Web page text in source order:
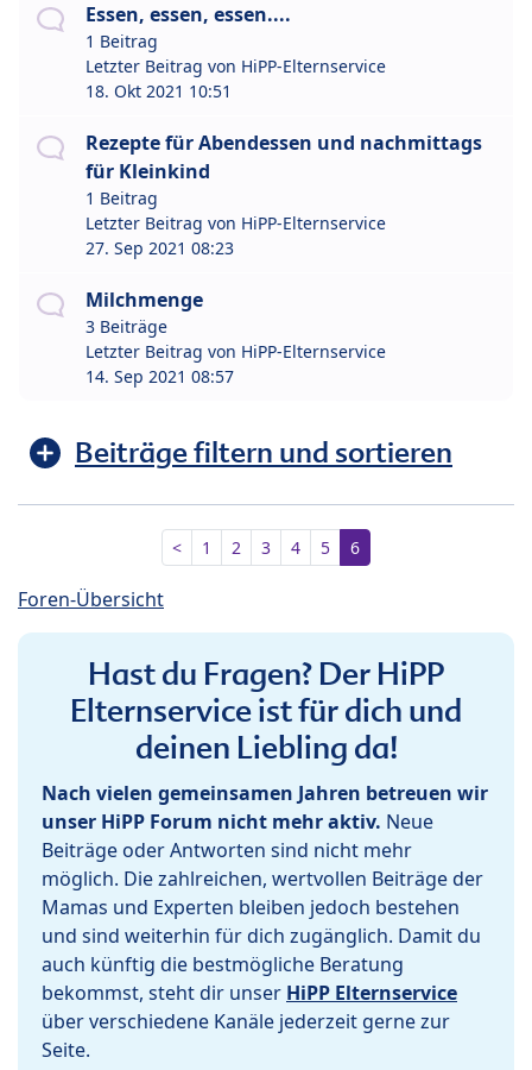
Essen, essen, essen....
1 Beitrag
Letzter Beitrag von HiPP-Elternservice
18. Okt 2021 10:51
Rezepte für Abendessen und nachmittags
für Kleinkind
1 Beitrag
Letzter Beitrag von HiPP-Elternservice
27. Sep 2021 08:23
Milchmenge
3 Beiträge
Letzter Beitrag von HiPP-Elternservice
14. Sep 2021 08:57
Beiträge filtern und sortieren
< 1 2 3 4 5 6
Foren-Übersicht
Hast du Fragen? Der HiPP
Elternservice ist für dich und
deinen Liebling da!
Nach vielen gemeinsamen Jahren betreuen wir
unser HiPP Forum nicht mehr aktiv. Neue
Beiträge oder Antworten sind nicht mehr
möglich. Die zahlreichen, wertvollen Beiträge der
Mamas und Experten bleiben jedoch bestehen
und sind weiterhin für dich zugänglich. Damit du
auch künftig die bestmögliche Beratung
bekommst, steht dir unser HiPP Elternservice
über verschiedene Kanäle jederzeit gerne zur
Seite.